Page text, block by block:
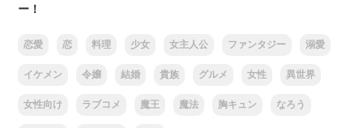
ー！
恋愛 恋 料理 少女 女主人公 ファンタジー 溺愛
イケメン 令嬢 結婚 貴族 グルメ 女性 異世界
女性向け ラブコメ 魔王 魔法 胸キュン なろう